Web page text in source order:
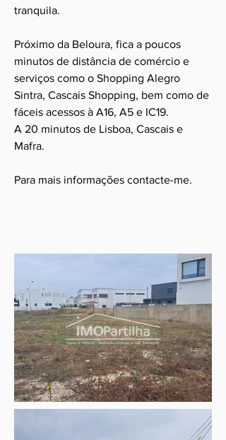
tranquila.
Próximo da Beloura, fica a poucos
minutos de distância de comércio e
serviços como o Shopping Alegro
Sintra, Cascais Shopping, bem como de
fáceis acessos à A16, A5 e IC19.
A 20 minutos de Lisboa, Cascais e
Mafra.
Para mais informações contacte-me.